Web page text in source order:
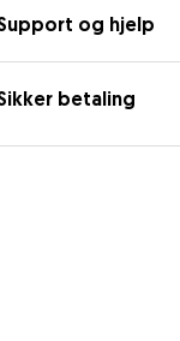
og hjelp
betaling